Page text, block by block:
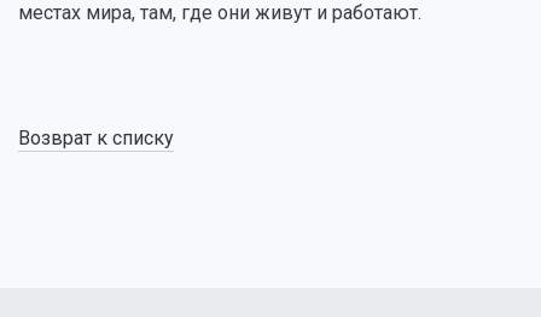
местах мира, там, где они живут и работают.
Возврат к списку